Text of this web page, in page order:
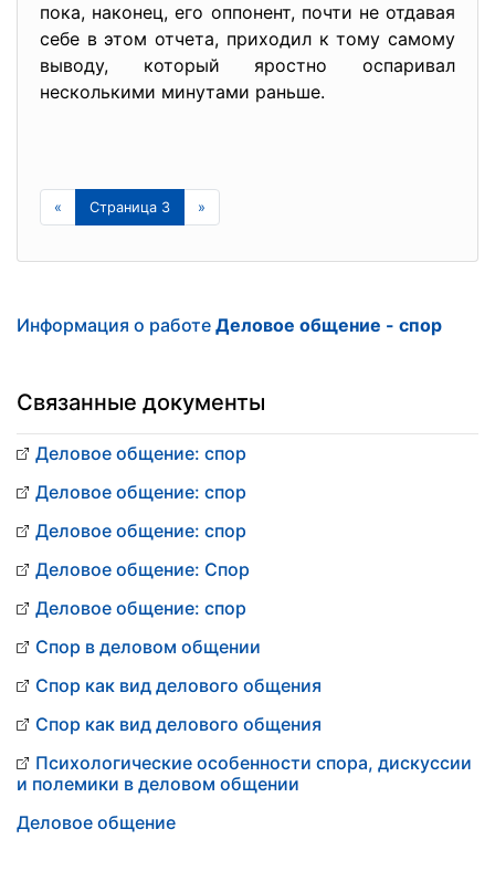
пока, наконец, его оппонент, почти не отдавая
себе в этом отчета, приходил к тому самому
выводу, который яростно оспаривал
несколькими минутами раньше.
« Страница 3 »
Информация о работе Деловое общение - спор
Связанные документы
Деловое общение: спор
Деловое общение: спор
Деловое общение: спор
Деловое общение: Спор
Деловое общение: спор
Спор в деловом общении
Спор как вид делового общения
Спор как вид делового общения
Психологические особенности спора, дискуссии
и полемики в деловом общении
Деловое общение